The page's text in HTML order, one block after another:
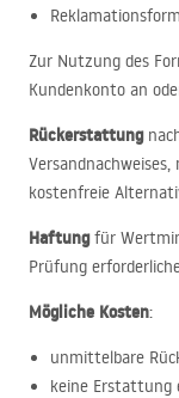
Zur Nutzung des
Kundenkonto an
Rückerstattung
kostenfreie
Haftungfür
Prüfung
Mögliche Kosten:
unmittelbare
keine Erstattung